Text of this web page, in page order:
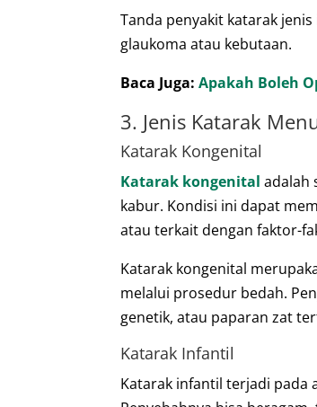
Tanda penyakit katarak
glaukoma atau kebutaan.
Baca Juga:Apakah Boleh
3. Jenis Katarak
Katarak Kongenital
Katarak kongenital adalah
kabur. Kondisi ini dapat
atau terkait dengan faktor-
Katarak kongenital
melalui prosedur bedah.
genetik, atau paparan zat
Katarak Infantil
Katarak infantil terjadi pada